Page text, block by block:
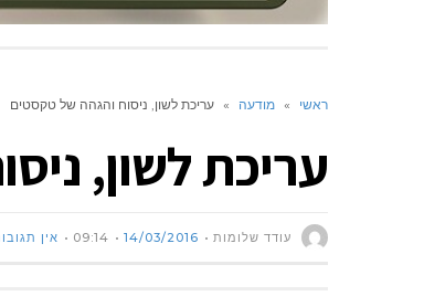
ראשי » מודעה » עריכת לשון, ניסוח והגהה של טקסטים
עריכת לשון,
עודד שלומות 14/03/2016
09:14 אין